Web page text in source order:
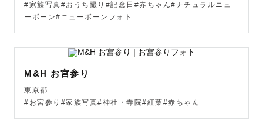
🗣どんな人なの？
ぼーっと空を見上げるのがとても心地よく、カメラを始め
たきっかけの１つなんです 😌
ディズニーも好きで年パスを持って公園へ遊びに行く感覚
で行くくらいでした😂
#家族写真#おうち撮り#記念日#赤ちゃん#ナチュラルニュ
ーボーン#ニューボーンフォト
M&H お宮参り
東京都
#お宮参り#家族写真#神社・寺院#紅葉#赤ちゃん